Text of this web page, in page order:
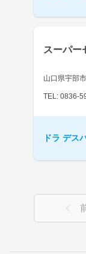
スーパー
山口県宇部
TEL: 0836-
ドラ デス